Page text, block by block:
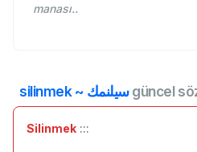
manası..
silinmek ~ سيلنمكgüncel
Silinmek :::